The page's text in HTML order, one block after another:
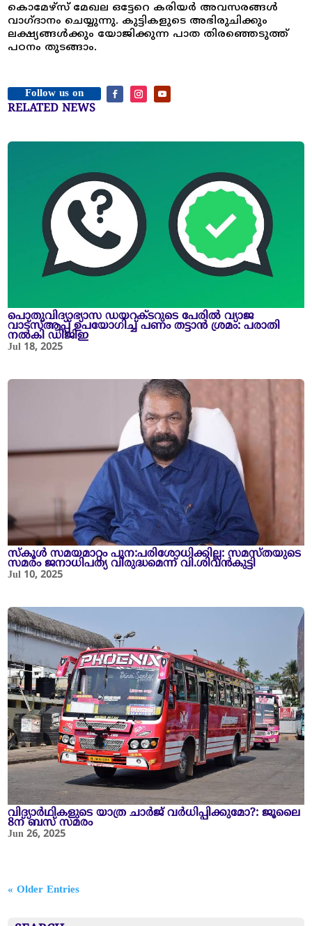
കൊമേഴ്‌സ് മേഖല ഒട്ടേറെ കരിയർ അവസരങ്ങൾ
വാഗ്ദാനം ചെയ്യുന്നു. കുട്ടികളുടെ അഭിരുചിക്കും
ലക്ഷ്യങ്ങൾക്കും യോജിക്കുന്ന പാത തിരഞ്ഞെടുത്ത്
പഠനം തുടങ്ങാം.
Follow us on
RELATED NEWS
പൊതുവിദ്യാഭ്യാസ ഡയറക്ടറുടെ പേരിൽ വ്യാജ
വാട്സ്ആപ്പ് ഉപയോഗിച്ച് പണം തട്ടാൻ ശ്രമം: പരാതി
നൽകി ഡിജിഇ
Jul 18, 2025
സ്കൂൾ സമയമാറ്റം പുന:പരിശോധിക്കില്ല: സമസ്തയുടെ
സമരം ജനാധിപത്യ വിരുദ്ധമെന്ന് വി.ശിവന്‍കുട്ടി
Jul 10, 2025
വിദ്യാര്‍ഥികളുടെ യാത്ര ചാർജ് വർധിപ്പിക്കുമോ?: ജൂലൈ
8ന് ബസ് സമരം
Jun 26, 2025
« Older Entries